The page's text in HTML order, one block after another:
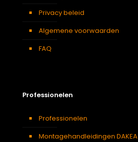
Privacy beleid
Algemene voorwaarden
FAQ
Professionelen
Professionelen
Montagehandleidingen DAKEA